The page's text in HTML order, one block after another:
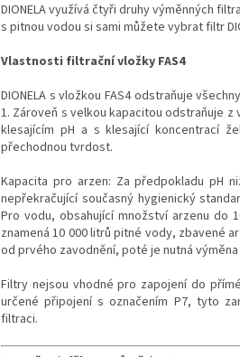
DIONELA využívá čtyři druhy výměnných
s pitnou vodou si sami můžete vybrat filtr
Vlastnosti filtrační vložky FAS4
DIONELA s vložkou FAS4 odstraňuje
1. Zároveň s velkou kapacitou odstraňuje
klesajícím pH a s klesající koncentrací
přechodnou tvrdost.
Kapacita pro arzen: Za předpokladu pH
nepřekračující současný hygienický
Pro vodu, obsahující množství arzenu do
znamená 10 000 litrů pitné vody, zbavené
od prvého zavodnění, poté je nutná
Filtry nejsou vhodné pro zapojení do
určené připojení s označením P7, tyto
filtraci.